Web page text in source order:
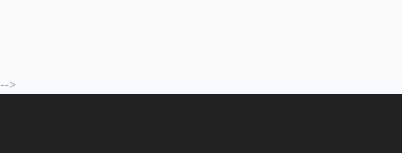
-->